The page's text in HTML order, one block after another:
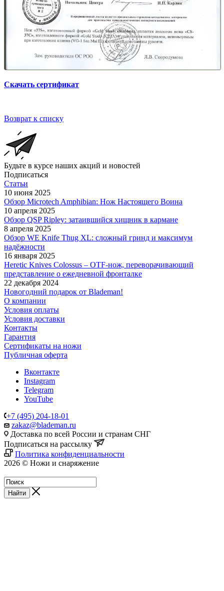
Скачать сертификат
Возврат к списку
Будьте в курсе наших акций и новостей
Подписаться
Статьи
10 июня 2025
Обзор Microtech Amphibian: Нож Настоящего Воина
10 апреля 2025
Обзор QSP Ripley: затаившийся хищник в кармане
8 апреля 2025
Обзор WE Knife Thug XL: сложный гринд и максимум
надёжности
16 января 2025
Heretic Knives Colossus – OTF-нож, переворачивающий
представление о ежедневной фронталке
22 декабря 2024
Новогодний подарок от Blademan!
О компании
Условия оплаты
Условия доставки
Контакты
Гарантия
Сертификаты на ножи
Публичная оферта
Вконтакте
Instagram
Telegram
YouTube
+7 (495) 204-18-01
zakaz@blademan.ru
Доставка по всей России и странам СНГ
Подписаться на рассылку
Политика конфиденциальности
2026 © Ножи и снаряжение
Найти